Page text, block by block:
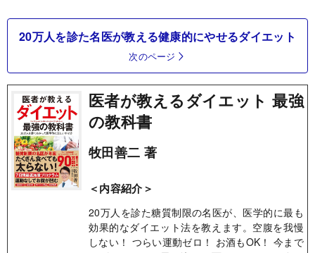
20万人を診た名医が教える健康的にやせるダイエット
次のページ
医者が教えるダイエット 最強
の教科書
牧田善二 著
＜内容紹介＞
20万人を診た糖質制限の名医が、医学的に最も
効果的なダイエット法を教えます。空腹を我慢
しない！ つらい運動ゼロ！ お酒もOK！ 今まで